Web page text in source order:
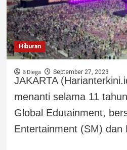
Hiburan
B Diega September 27, 2023
JAKARTA
menanti selama 11
Global Edutainment,
Entertainment (SM) dan